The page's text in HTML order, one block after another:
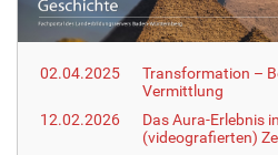
r
e
:
02.04.2025
Transformation –
Vermittlung
12.02.2026
Das Aura-Erlebnis
(videografierten)